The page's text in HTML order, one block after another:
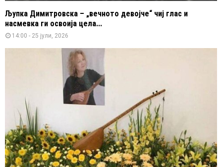
Љупка Димитровска – „вечното девојче“ чиј глас и
насмевка ги освоија цела...
14:00 - 25 јули, 2026